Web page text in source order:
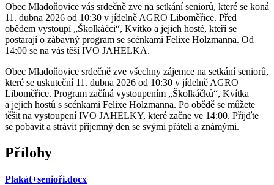
Obec Mladoňovice vás srdečně zve na setkání seniorů, které se koná
11. dubna 2026 od 10:30 v jídelně AGRO Liboměřice. Před
obědem vystoupí „Školkáčci“, Kvítko a jejich hosté, kteří se
postarají o zábavný program se scénkami Felixe Holzmanna. Od
14:00 se na vás těší IVO JAHELKA.
Obec Mladoňovice srdečně zve všechny zájemce na setkání seniorů,
které se uskuteční 11. dubna 2026 od 10:30 v jídelně AGRO
Liboměřice. Program začíná vystoupením „Školkáčků“, Kvítka
a jejich hostů s scénkami Felixe Holzmanna. Po obědě se můžete
těšit na vystoupení IVO JAHELKY, které začne ve 14:00. Přijďte
se pobavit a strávit příjemný den se svými přáteli a známými.
Přílohy
Plakát+senioři.docx